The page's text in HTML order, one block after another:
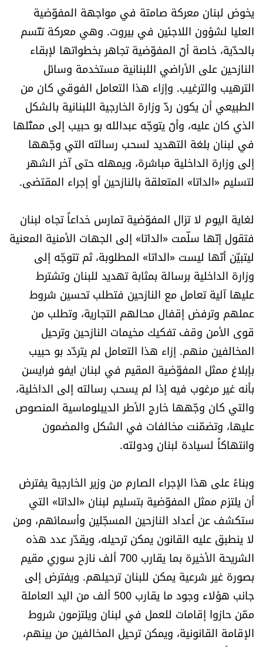
تحت المجهر
آراء
اقتصاد
العالم
الصحافة الإسرائيلية
ثقافة وفنون
فصل من كتاب
اقرأ تضحك
كاميرا
سجالات
صحّة وصحن
الرياضة
منوّعات
حظّك اليوم
للتاريخ
فيديو
من نحن
للتواصل معنا
شروط الاستخدام
يخوض لبنان معركة صامتة في مواجهة المفوّضية
العليا لشؤون اللاجئين في بيروت. وهي معركة تتّسم
بالحدّية، خاصة أنّ المفوّضية تجاهر بخطواتها لإبقاء
النازحين على الأراضي اللبنانية مستخدمة وسائل
الترهيب والترغيب. وإزاء هذا التعامل الفوقي كان من
الطبيعي أن يكون ردّ وزارة الخارجية اللبنانية بالشكل
الذي كان عليه، وأنّ يتوجّه عبدالله بو حبيب إلى ممثّلها
في لبنان بلغة التهديد لسحب رسالته التي وجّهها
إلى وزارة الداخلية مباشرة، ويمهله حتى آخر الشهر
لتسليم «الداتا» المتعلقة بالنازحين أو إجراء المقتضى.
لغاية اليوم لا تزال المفوّضية تمارس خداعاً تجاه لبنان
فتقول إنّها سلّمت «الداتا» إلى الجهات الأمنية المعنية
ليتبيّن أنّها ليست «الداتا» المطلوبة، ثم تتوجّه إلى
وزارة الداخلية برسالة بمثابة تهديد للبنان وتشترط
عليها آلية تعامل مع النازحين فتطلب تحسين شروط
عملهم وترفض إقفال محالهم التجارية، وتطلب من
قوى الأمن وقف تفكيك مخيمات النازحين وترحيل
المخالفين منهم. إزاء هذا التعامل لم يتردّد بو حبيب
بإبلاغ ممثل المفوّضية المقيم في لبنان ايفو فرايسن
بأنه غير مرغوب فيه إذا لم يسحب رسالته إلى الداخلية،
والتي كان وجّهها خارج الأطر الديبلوماسية المنصوص
عليها، وتضمّنت مخالفات في الشكل والمضمون
وانتهاكاً لسيادة لبنان ودولته.
وبناءً على هذا الإجراء الصارم من وزير الخارجية يفترض
أن يلتزم ممثل المفوّضية بتسليم لبنان «الداتا» التي
ستكشف عن أعداد النازحين المسجّلين وأسمائهم، ومن
لا ينطبق عليه القانون يمكن ترحيله، ويقدّر عدد هذه
الشريحة الأخيرة بما يقارب 700 ألف نازح سوري مقيم
بصورة غير شرعية يمكن للبنان ترحيلهم. ويفترض إلى
جانب هؤلاء وجود ما يقارب 500 ألف من اليد العاملة
ممّن حازوا إقامات للعمل في لبنان ويلتزمون شروط
الإقامة القانونية، ويمكن ترحيل المخالفين من بينهم،